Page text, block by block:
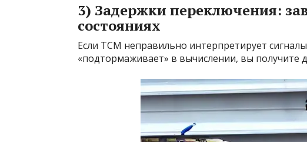
3) Задержки переключения:
состояниях
Если TCM неправильно интерпретирует
«подтормаживает» в вычислении, вы получите